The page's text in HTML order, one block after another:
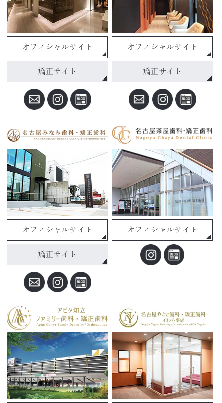
オフィシャルサイト
矯正サイト
オフィシャルサイト
矯正サイト
オフィシャルサイト
矯正サイト
オフィシャルサイト